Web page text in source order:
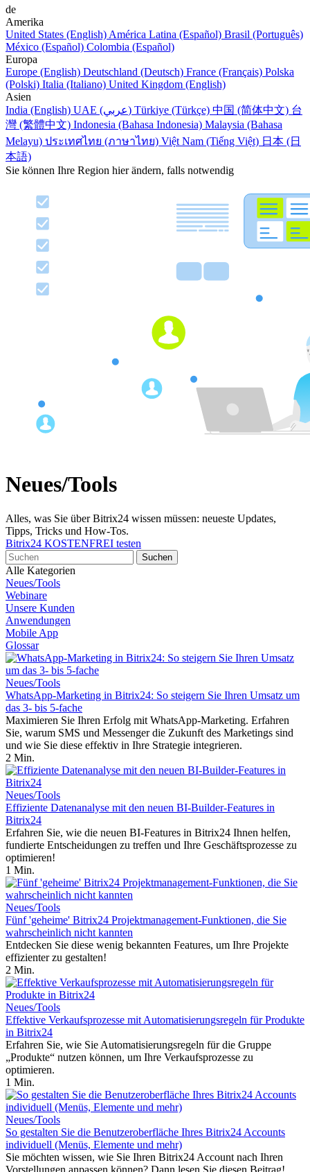
de
Amerika
United States (English) América Latina (Español) Brasil (Português)
México (Español) Colombia (Español)
Europa
Europe (English) Deutschland (Deutsch) France (Français) Polska
(Polski) Italia (Italiano) United Kingdom (English)
Asien
India (English)
UAE (عربي) Türkiye (Türkçe) 中国 (简体中文) 台
灣 (繁體中文) Indonesia (Bahasa Indonesia) Malaysia (Bahasa
Melayu) ประเทศไทย (ภาษาไทย) Việt Nam (Tiếng Việt) 日本 (日
本語)
Sie können Ihre Region hier ändern, falls notwendig
Neues/Tools
Alles, was Sie über Bitrix24 wissen müssen: neueste Updates,
Tipps, Tricks und How-Tos.
Bitrix24 KOSTENFREI testen
Alle Kategorien
Neues/Tools
Webinare
Unsere Kunden
Anwendungen
Mobile App
Glossar
Neues/Tools
WhatsApp-Marketing in Bitrix24: So steigern Sie Ihren Umsatz um
das 3- bis 5-fache
Maximieren Sie Ihren Erfolg mit WhatsApp-Marketing. Erfahren
Sie, warum SMS und Messenger die Zukunft des Marketings sind
und wie Sie diese effektiv in Ihre Strategie integrieren.
2 Min.
Neues/Tools
Effiziente Datenanalyse mit den neuen BI-Builder-Features in
Bitrix24
Erfahren Sie, wie die neuen BI-Features in Bitrix24 Ihnen helfen,
fundierte Entscheidungen zu treffen und Ihre Geschäftsprozesse zu
optimieren!
1 Min.
Neues/Tools
Fünf 'geheime' Bitrix24 Projektmanagement-Funktionen, die Sie
wahrscheinlich nicht kannten
Entdecken Sie diese wenig bekannten Features, um Ihre Projekte
effizienter zu gestalten!
2 Min.
Neues/Tools
Effektive Verkaufsprozesse mit Automatisierungsregeln für Produkte
in Bitrix24
Erfahren Sie, wie Sie Automatisierungsregeln für die Gruppe
„Produkte“ nutzen können, um Ihre Verkaufsprozesse zu
optimieren.
1 Min.
Neues/Tools
So gestalten Sie die Benutzeroberfläche Ihres Bitrix24 Accounts
individuell (Menüs, Elemente und mehr)
Sie möchten wissen, wie Sie Ihren Bitrix24 Account nach Ihren
Vorstellungen anpassen können? Dann lesen Sie diesen Beitrag!